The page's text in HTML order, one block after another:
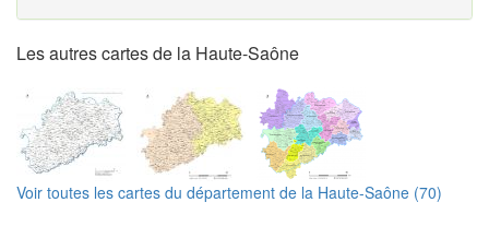
Les autres cartes de la Haute-Saône
Voir toutes les cartes du département de la Haute-Saône (70)